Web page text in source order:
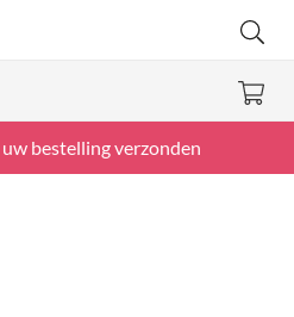
bestelling verzonden